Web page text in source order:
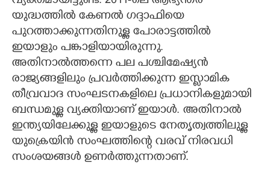
യുദ്ധത്തിൽ കേണൽ ഗദ്ദാഫിയെ
പുറത്താക്കുന്നതിനുള്ള പോരാട്ടത്തിൽ
ഇയാളും പങ്കാളിയായിരുന്നു.
അതിനാൽത്തന്നെ പല പശ്ചിമേഷ്യൻ
രാജ്യങ്ങളിലും പ്രവർത്തിക്കുന്ന ഇസ്ളാമിക
തീവ്രവാദ സംഘടനകളിലെ പ്രധാനികളുമായി
ബന്ധമുള്ള വ്യക്തിയാണ് ഇയാൾ. അതിനാൽ
ഇന്ത്യയിലേക്കുള്ള ഇയാളുടെ നേതൃത്വത്തിലുള്ള
യുക്രെയിൻ സംഘത്തിന്റെ വരവ് നിരവധി
സംശയങ്ങൾ ഉണർത്തുന്നതാണ്.